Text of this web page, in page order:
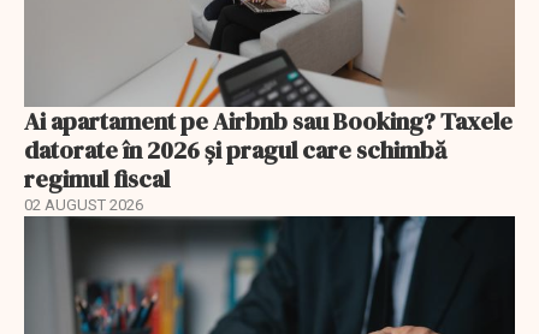
Ai apartament pe Airbnb sau Booking? Taxele
datorate în 2026 și pragul care schimbă
regimul fiscal
02 AUGUST 2026